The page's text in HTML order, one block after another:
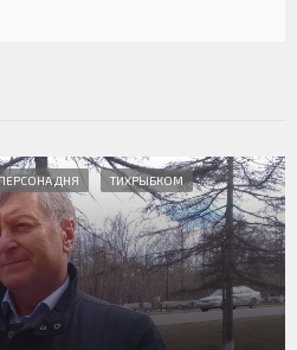
ДНЯ ТИХРЫБКОМ